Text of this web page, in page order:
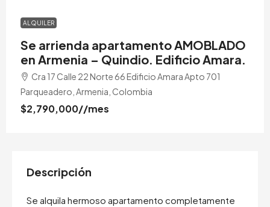
ALQUILER
Se arrienda apartamento AMOBLADO
en Armenia – Quindio. Edificio Amara.
Cra 17 Calle 22 Norte 66 Edificio Amara Apto 701
Parqueadero, Armenia, Colombia
$2,790,000//mes
Descripción
Se alquila hermoso apartamento completamente